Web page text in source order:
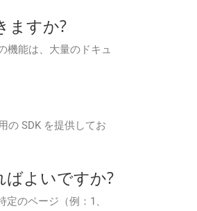
ますか?
機能は、大量のドキュ
の SDK を提供してお
よいですか?
のページ（例：1、